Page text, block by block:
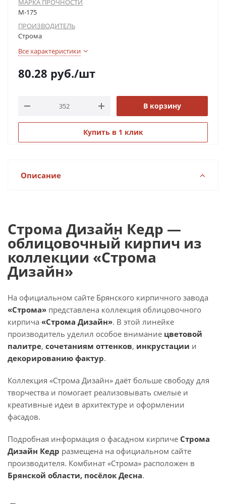
МАРКА ПРОЧНОСТИ
М-175
ПРОИЗВОДИТЕЛЬ
Строма
Все характеристики
80.28 руб./шт
В корзину
Купить в 1 клик
Описание
Строма Дизайн Кедр —
облицовочный кирпич из
коллекции «Строма
Дизайн»
На официальном сайте Брянского кирпичного завода
«Строма» представлена коллекция облицовочного
кирпича «Строма Дизайн». В этой линейке
производитель уделил особое внимание цветовой
палитре, сочетаниям оттенков, инкрустации и
декорированию фактур.
Коллекция «Строма Дизайн» даёт больше свободу для
творчества и помогает реализовывать смелые и
креативные идеи в архитектуре и оформлении
фасадов.
Подробная информация о фасадном кирпиче Строма
Дизайн Кедр размещена на официальном сайте
производителя. Комбинат «Строма» расположен в
Брянской области, посёлок Десна.